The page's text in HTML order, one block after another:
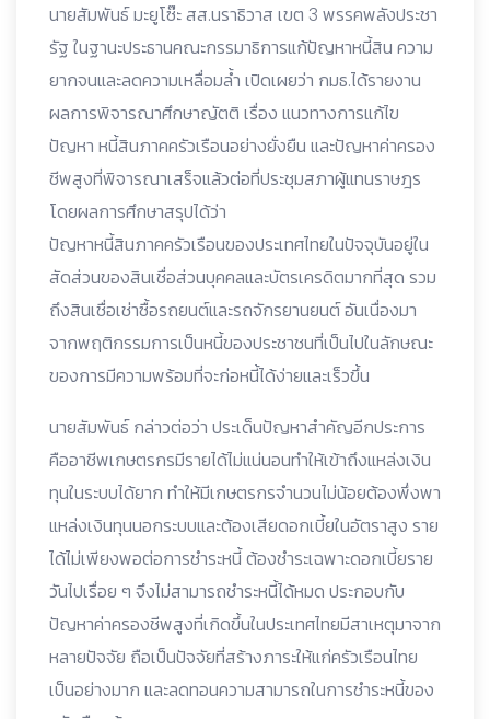
นายสัมพันธ์ มะยูโซ๊ะ สส.นราธิวาส เขต 3 พรรคพลังประชา
รัฐ ในฐานะประธานคณะกรรมาธิการแก้ปัญหาหนี้สิน ความ
ยากจนและลดความเหลื่อมล้ำ เปิดเผยว่า กมธ.ได้รายงาน
ผลการพิจารณาศึกษาญัตติ เรื่อง แนวทางการแก้ไข
ปัญหา หนี้สินภาคครัวเรือนอย่างยั่งยืน และปัญหาค่าครอง
ชีพสูงที่พิจารณาเสร็จแล้วต่อที่ประชุมสภาผู้แทนราษฎร
โดยผลการศึกษาสรุปได้ว่า
ปัญหาหนี้สินภาคครัวเรือนของประเทศไทยในปัจจุบันอยู่ใน
สัดส่วนของสินเชื่อส่วนบุคคลและบัตรเครดิตมากที่สุด รวม
ถึงสินเชื่อเช่าซื้อรถยนต์และรถจักรยานยนต์ อันเนื่องมา
จากพฤติกรรมการเป็นหนี้ของประชาชนที่เป็นไปในลักษณะ
ของการมีความพร้อมที่จะก่อหนี้ได้ง่ายและเร็วขึ้น
นายสัมพันธ์ กล่าวต่อว่า ประเด็นปัญหาสำคัญอีกประการ
คืออาชีพเกษตรกรมีรายได้ไม่แน่นอนทำให้เข้าถึงแหล่งเงิน
ทุนในระบบได้ยาก ทำให้มีเกษตรกรจำนวนไม่น้อยต้องพึ่งพา
แหล่งเงินทุนนอกระบบและต้องเสียดอกเบี้ยในอัตราสูง ราย
ได้ไม่เพียงพอต่อการชำระหนี้ ต้องชำระเฉพาะดอกเบี้ยราย
วันไปเรื่อย ๆ จึงไม่สามารถชำระหนี้ได้หมด ประกอบกับ
ปัญหาค่าครองชีพสูงที่เกิดขึ้นในประเทศไทยมีสาเหตุมาจาก
หลายปัจจัย ถือเป็นปัจจัยที่สร้างภาระให้แก่ครัวเรือนไทย
เป็นอย่างมาก และลดทอนความสามารถในการชำระหนี้ของ